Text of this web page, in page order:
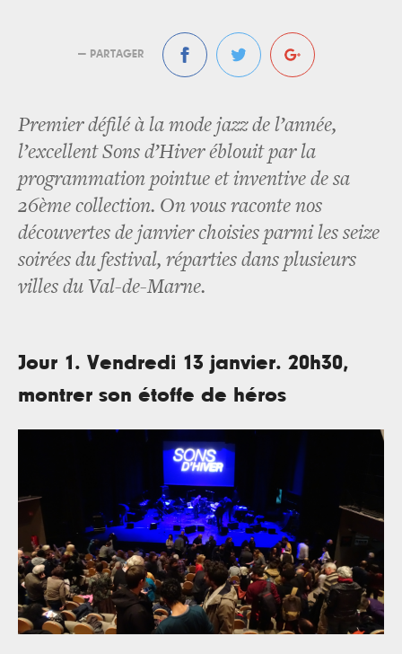
— PARTAGER
Premier défilé à la mode jazz de l’année,
l’excellent Sons d’Hiver éblouit par la
programmation pointue et inventive de sa
26ème collection. On vous raconte nos
découvertes de janvier choisies parmi les seize
soirées du festival, réparties dans plusieurs
villes du Val-de-Marne.
Jour 1. Vendredi 13 janvier. 20h30,
montrer son étoffe de héros